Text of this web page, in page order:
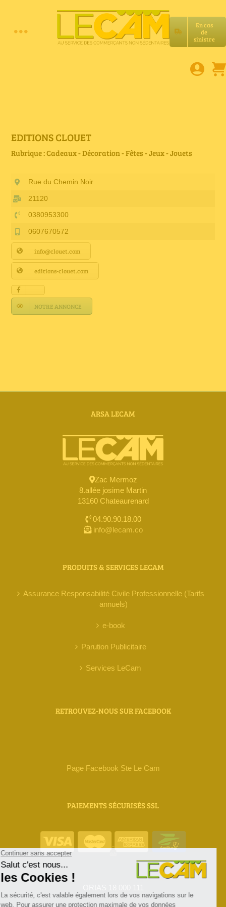
En cas
de
sinistre
Toggle
E-book
Petites annonces
Annuaire Fournisseurs
Actualités
Contact
EDITIONS CLOUET
Rubrique : Cadeaux - Décoration - Fêtes - Jeux - Jouets
Rue du Chemin Noir
21120
0380953300
0607670572
info@clouet.com
editions-clouet.com
NOTRE ANNONCE
ARSA LECAM
Zac Mermoz
8.allée josime Martin
13160 Chateaurenard
04.90.90.18.00
info@lecam.co
PRODUITS & SERVICES LECAM
Assurance Responsabilité Civile Professionnelle (Tarifs
annuels)
e-book
Parution Publicitaire
Services LeCam
RETROUVEZ-NOUS SUR FACEBOOK
Page Facebook Ste Le Cam
PAIEMENTS SÉCURISÉS SSL